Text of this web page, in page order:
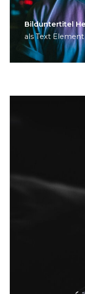
Bild­unter­titel
als Text Element